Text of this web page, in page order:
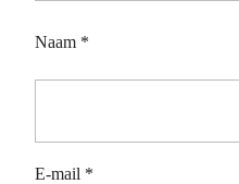
Naam *
E-mail *